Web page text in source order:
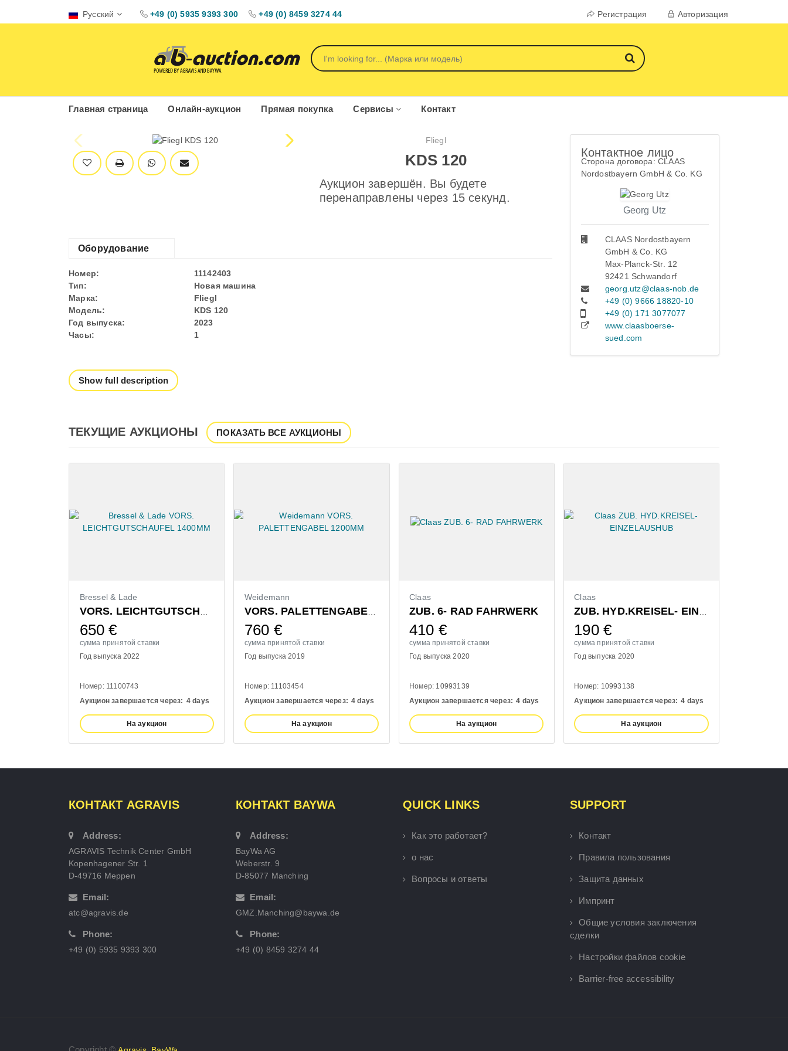
Русский +49 (0) 5935 9393 300 +49 (0) 8459 3274 44 Регистрация Авторизация
Главная страница Онлайн-аукцион Прямая покупка Сервисы Контакт
Fliegl
KDS 120
Аукцион завершён. Вы будете
перенаправлены через 15 секунд.
Оборудование
Номер:
11142403
Тип:
Новая машина
Марка:
Fliegl
Модель:
KDS 120
Год выпуска:
2023
Часы:
1
Show full description
Контактное лицо
Сторона договора: CLAAS
Nordostbayern GmbH & Co. KG
Georg Utz
CLAAS Nordostbayern
GmbH & Co. KG
Max-Planck-Str. 12
92421 Schwandorf
georg.utz@claas-nob.de
+49 (0) 9666 18820-10
+49 (0) 171 3077077
www.claasboerse-
sued.com
ТЕКУЩИЕ АУКЦИОНЫ ПОКАЗАТЬ ВСЕ АУКЦИОНЫ
Bressel & Lade
650 €
сумма принятой ставки
Год выпуска 2022
Номер: 11100743
Аукцион завершается через: 4 days
На аукцион
Weidemann
760 €
сумма принятой ставки
Год выпуска 2019
Номер: 11103454
Аукцион завершается через: 4 days
На аукцион
Claas
ZUB. 6- RAD FAHRWERK
410 €
сумма принятой ставки
Год выпуска 2020
Номер: 10993139
Аукцион завершается через: 4 days
На аукцион
Claas
190€
сумма принятой ставки
Год выпуска 2020
Номер: 10993138
Аукцион завершается через: 4 days
На аукцион
КОНТАКТ AGRAVIS
Address:
AGRAVIS Technik Center GmbH
Kopenhagener Str. 1
D-49716 Meppen
Email:
atc@agravis.de
Phone:
+49 (0) 5935 9393 300
КОНТАКТ BAYWA
Address:
BayWa AG
Weberstr. 9
D-85077 Manching
Email:
GMZ.Manching@baywa.de
Phone:
+49 (0) 8459 3274 44
QUICK LINKS
Как это работает?
о нас
Вопросы и ответы
SUPPORT
Контакт
Правила пользования
Защита данных
Импринт
Общие условия заключения
сделки
Настройки файлов cookie
Barrier-free accessibility